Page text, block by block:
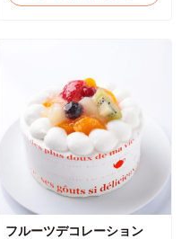
フルーツデコレーション